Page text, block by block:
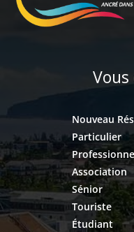
Vous
Nouveau
Particulier
Association
Sénior
Touriste
Étudiant